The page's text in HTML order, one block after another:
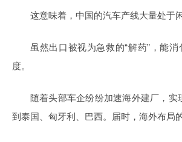
这意味着，中国的汽车产线大量处于
虽然出口被视为急救的“解药”，能
度。
随着头部车企纷纷加速海外建厂，实
到泰国、匈牙利、巴西。届时，海外布局